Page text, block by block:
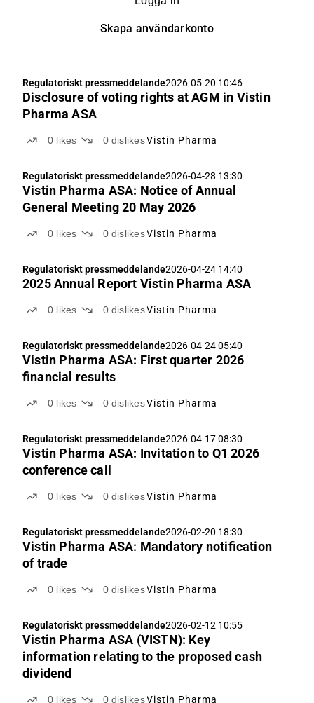
Skapa användarkonto
Regulatoriskt pressmeddelande2026-05-20 10:46
Disclosure of voting rights at AGM in Vistin
Pharma ASA
0 likes 0 dislikes Vistin Pharma
Regulatoriskt pressmeddelande2026-04-28 13:30
Vistin Pharma ASA: Notice of Annual
General Meeting 20 May 2026
0 likes 0 dislikes Vistin Pharma
Regulatoriskt pressmeddelande2026-04-24 14:40
2025 Annual Report Vistin Pharma ASA
0 likes 0 dislikes Vistin Pharma
Regulatoriskt pressmeddelande2026-04-24 05:40
Vistin Pharma ASA: First quarter 2026
financial results
0 likes 0 dislikes Vistin Pharma
Regulatoriskt pressmeddelande2026-04-17 08:30
Vistin Pharma ASA: Invitation to Q1 2026
conference call
0 likes 0 dislikes Vistin Pharma
Regulatoriskt pressmeddelande2026-02-20 18:30
Vistin Pharma ASA: Mandatory notification
of trade
0 likes 0 dislikes Vistin Pharma
Regulatoriskt pressmeddelande2026-02-12 10:55
Vistin Pharma ASA (VISTN): Key
information relating to the proposed cash
dividend
0 likes 0 dislikes Vistin Pharma